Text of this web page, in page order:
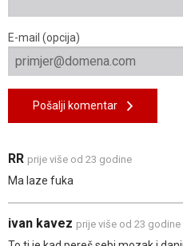
E-mail (opcija)
Pošalji komentar
RR prije više od 23 godine
Ma laze fuka
ivan kavez prije više od 23 godine